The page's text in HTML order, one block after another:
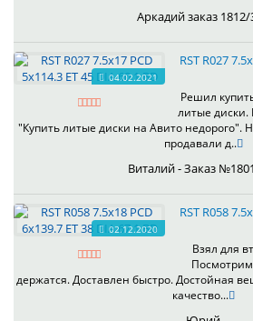
Аркадий заказ 1812/
04.02.2021
RST R027
Решил
литые диски.
"Купить литые диски на Авито недорого".
продавали д..
Виталий - Заказ
02.12.2020
RST R058
Взял для
Посмотрим
держатся. Доставлен быстро. Достойная
качество...